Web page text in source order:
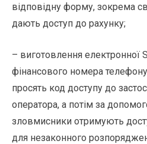
відповідну форму, зокрема
дають доступ до рахунку;
– виготовлення електронної
фінансового номера
просять код доступу до
оператора, а потім за
зловмисники отримують
для незаконного